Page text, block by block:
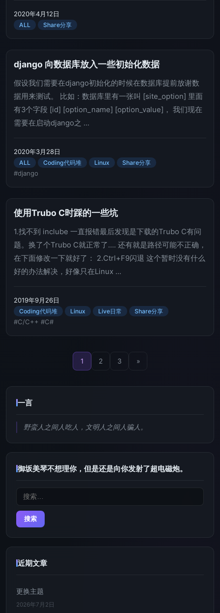
2020年4月12日
ALL Share分享
django 向数据库放入一些初始化数据
假设我们需要在django初始化的时候在数据库提前放谢数
据用来测试。 比如：数据库里有一张叫 [site_option] 里面
有3个字段 [id] [option_name] [option_value]， 我们现在
需要在启动django之 ...
2020年3月28日
ALL Coding代码堆 Linux Share分享
#django
使用Trubo C时踩的一些坑
1.找不到 inclube 一直报错最后发现是下载的Trubo C有问
题。换了个Trubo C就正常了…. 还有就是路径可能不正确，
在下面修改一下就好了： 2.Ctrl+F9闪退 这个暂时没有什么
好的办法解决，好像只在Linux ...
2019年9月26日
Coding代码堆 Linux Live日常 Share分享
#C/C++ #C#
1 2 3 »
一言
野蛮人之间人吃人，文明人之间人骗人。
御坂美琴不想理你，但是还是向你发射了超电磁炮。
搜
近期文章
更换主题
2026年7月2日